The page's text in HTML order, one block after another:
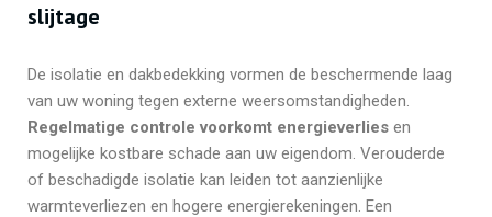
slijtage
De isolatie en dakbedekking vormen de beschermende laag
van uw woning tegen externe weersomstandigheden.
Regelmatige controle voorkomt energieverlies en
mogelijke kostbare schade aan uw eigendom. Verouderde
of beschadigde isolatie kan leiden tot aanzienlijke
warmteverliezen en hogere energierekeningen. Een